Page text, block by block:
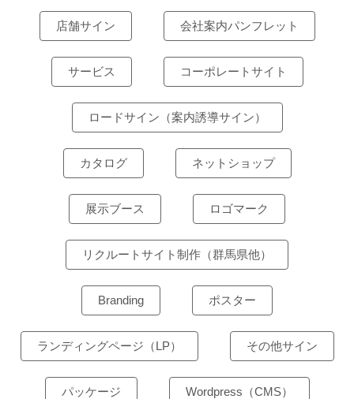
店舗サイン 会社案内パンフレット
サービス コーポレートサイト
ロードサイン（案内誘導サイン）
カタログ ネットショップ
展示ブース ロゴマーク
リクルートサイト制作（群馬県他）
Branding ポスター
ランディングページ（LP） その他サイン
パッケージ Wordpress（CMS）